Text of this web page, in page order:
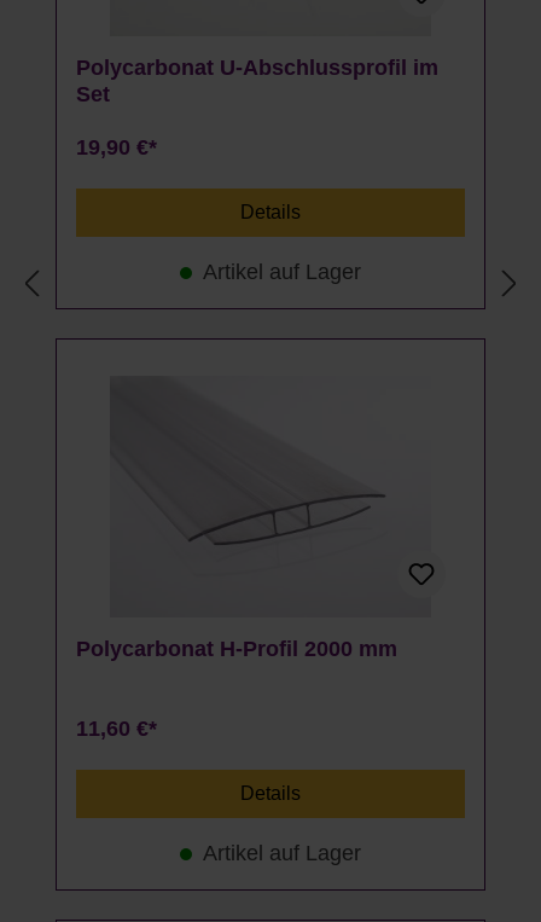
Polycarbonat U-Abschlussprofil im
Set
19,90 €*
Details
Artikel auf Lager
Polycarbonat H-Profil 2000 mm
11,60 €*
Details
Artikel auf Lager